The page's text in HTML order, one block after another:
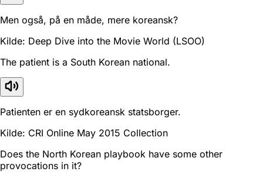
Men også, på en måde, mere koreansk?
Kilde: Deep Dive into the Movie World (LSOO)
The patient is a South Korean national.
Patienten er en sydkoreansk statsborger.
Kilde: CRI Online May 2015 Collection
Does the North Korean playbook have some other
provocations in it?